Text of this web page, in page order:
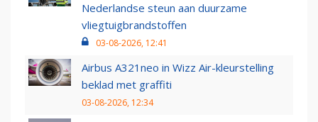
Nederlandse steun aan duurzame
vliegtuigbrandstoffen
03-08-2026, 12:41
Airbus A321neo in Wizz Air-kleurstelling
beklad met graffiti
03-08-2026, 12:34